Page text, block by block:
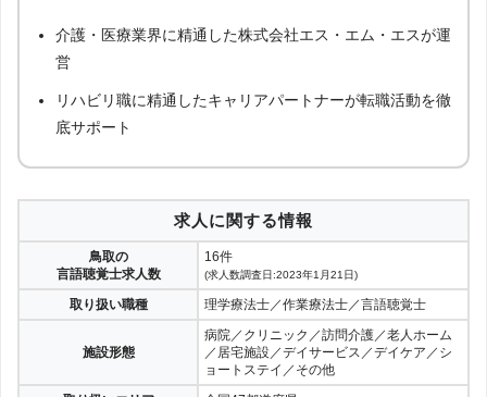
介護・医療業界に精通した株式会社エス・エム・エスが運
営
リハビリ職に精通したキャリアパートナーが転職活動を徹
底サポート
求人に関する情報
鳥取の
言語聴覚士求人数
16件
(求人数調査日:2023年1月21日)
取り扱い職種 理学療法士／作業療法士／言語聴覚士
施設形態
病院／クリニック／訪問介護／老人ホーム
／居宅施設／デイサービス／デイケア／シ
ョートステイ／その他